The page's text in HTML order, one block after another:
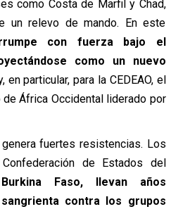
como Costa de Marfil y Chad,
un relevo de mando. En este
con fuerza bajo el
como un nuevo
en particular, para la CEDEAO, el
África Occidental liderado por
fuertes resistencias. Los
de Estados del
Faso, llevan años
contra los grupos